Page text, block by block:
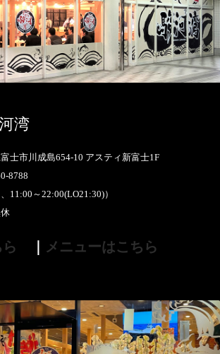
湾
士市川成島654-10 アスティ新富士1F
8788
11:00～22:00(LO21:30)）
メニューはこちら